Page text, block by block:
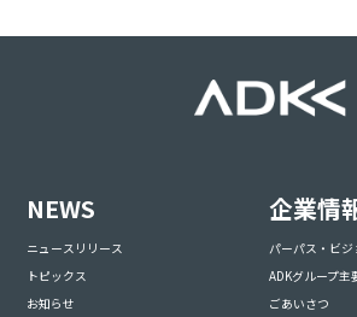
NEWS
ニュースリリース
トピックス
お知らせ
企業情
パーパス・ビ
ADKグループ主
ごあいさつ